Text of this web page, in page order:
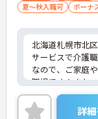
夏～秋入職可
ボーナ
北海道札幌市北
サービスで介護
なので、ご家庭
職場です！また
で安心です♪ご
伝えしますので
詳